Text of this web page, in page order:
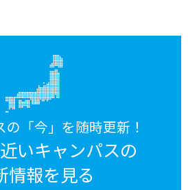
「今」を随時更新！
いキャンパスの
情報を見る